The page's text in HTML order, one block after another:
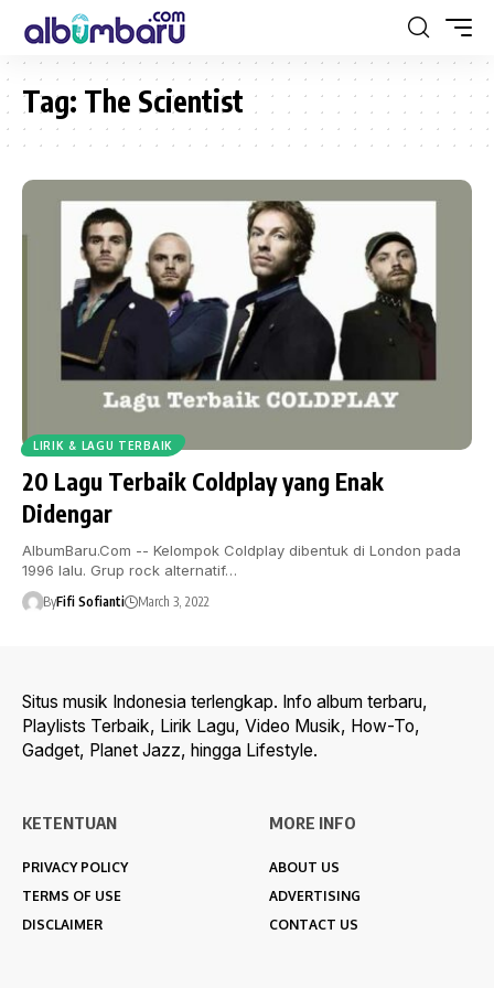
Tag: The Scientist
LIRIK & LAGU TERBAIK
20 Lagu Terbaik Coldplay yang Enak
Didengar
AlbumBaru.Com -- Kelompok Coldplay dibentuk di London pada
1996 lalu. Grup rock alternatif…
ByFifi Sofianti March 3, 2022
Situs musik Indonesia terlengkap. Info album terbaru,
Playlists Terbaik, Lirik Lagu, Video Musik, How-To,
Gadget, Planet Jazz, hingga Lifestyle.
KETENTUAN
PRIVACY POLICY
TERMS OF USE
DISCLAIMER
MORE INFO
ABOUT US
ADVERTISING
CONTACT US